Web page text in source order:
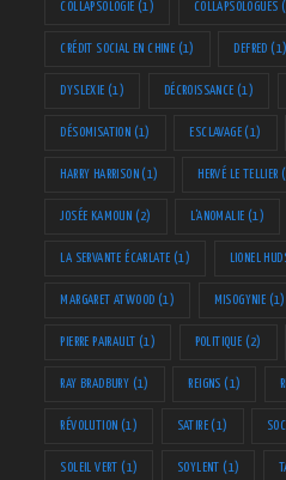
COLLAPSOLOGIE (1) COLLAPSOLOGUES
CRÉDIT SOCIAL EN CHINE (1) DEFRED (1)
DYSLEXIE (1) DÉCROISSANCE (1)
DÉSOMISATION (1) ESCLAVAGE(1)
HARRY HARRISON (1) HERVÉ LE TELLIER
JOSÉE KAMOUN (2) L'ANOMALIE (1)
LA SERVANTE ÉCARLATE (1) LIONEL
MARGARET ATWOOD (1) MISOGYNIE (1)
PIERRE PAIRAULT (1) POLITIQUE (2)
RAY BRADBURY (1) REIGNS (1)
RÉVOLUTION (1) SATIRE(1)
SOLEIL VERT (1) SOYLENT (1)